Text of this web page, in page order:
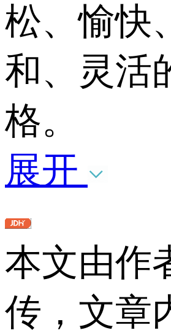
松、愉快
和、灵活
格。
展开
本文由作
传，文章